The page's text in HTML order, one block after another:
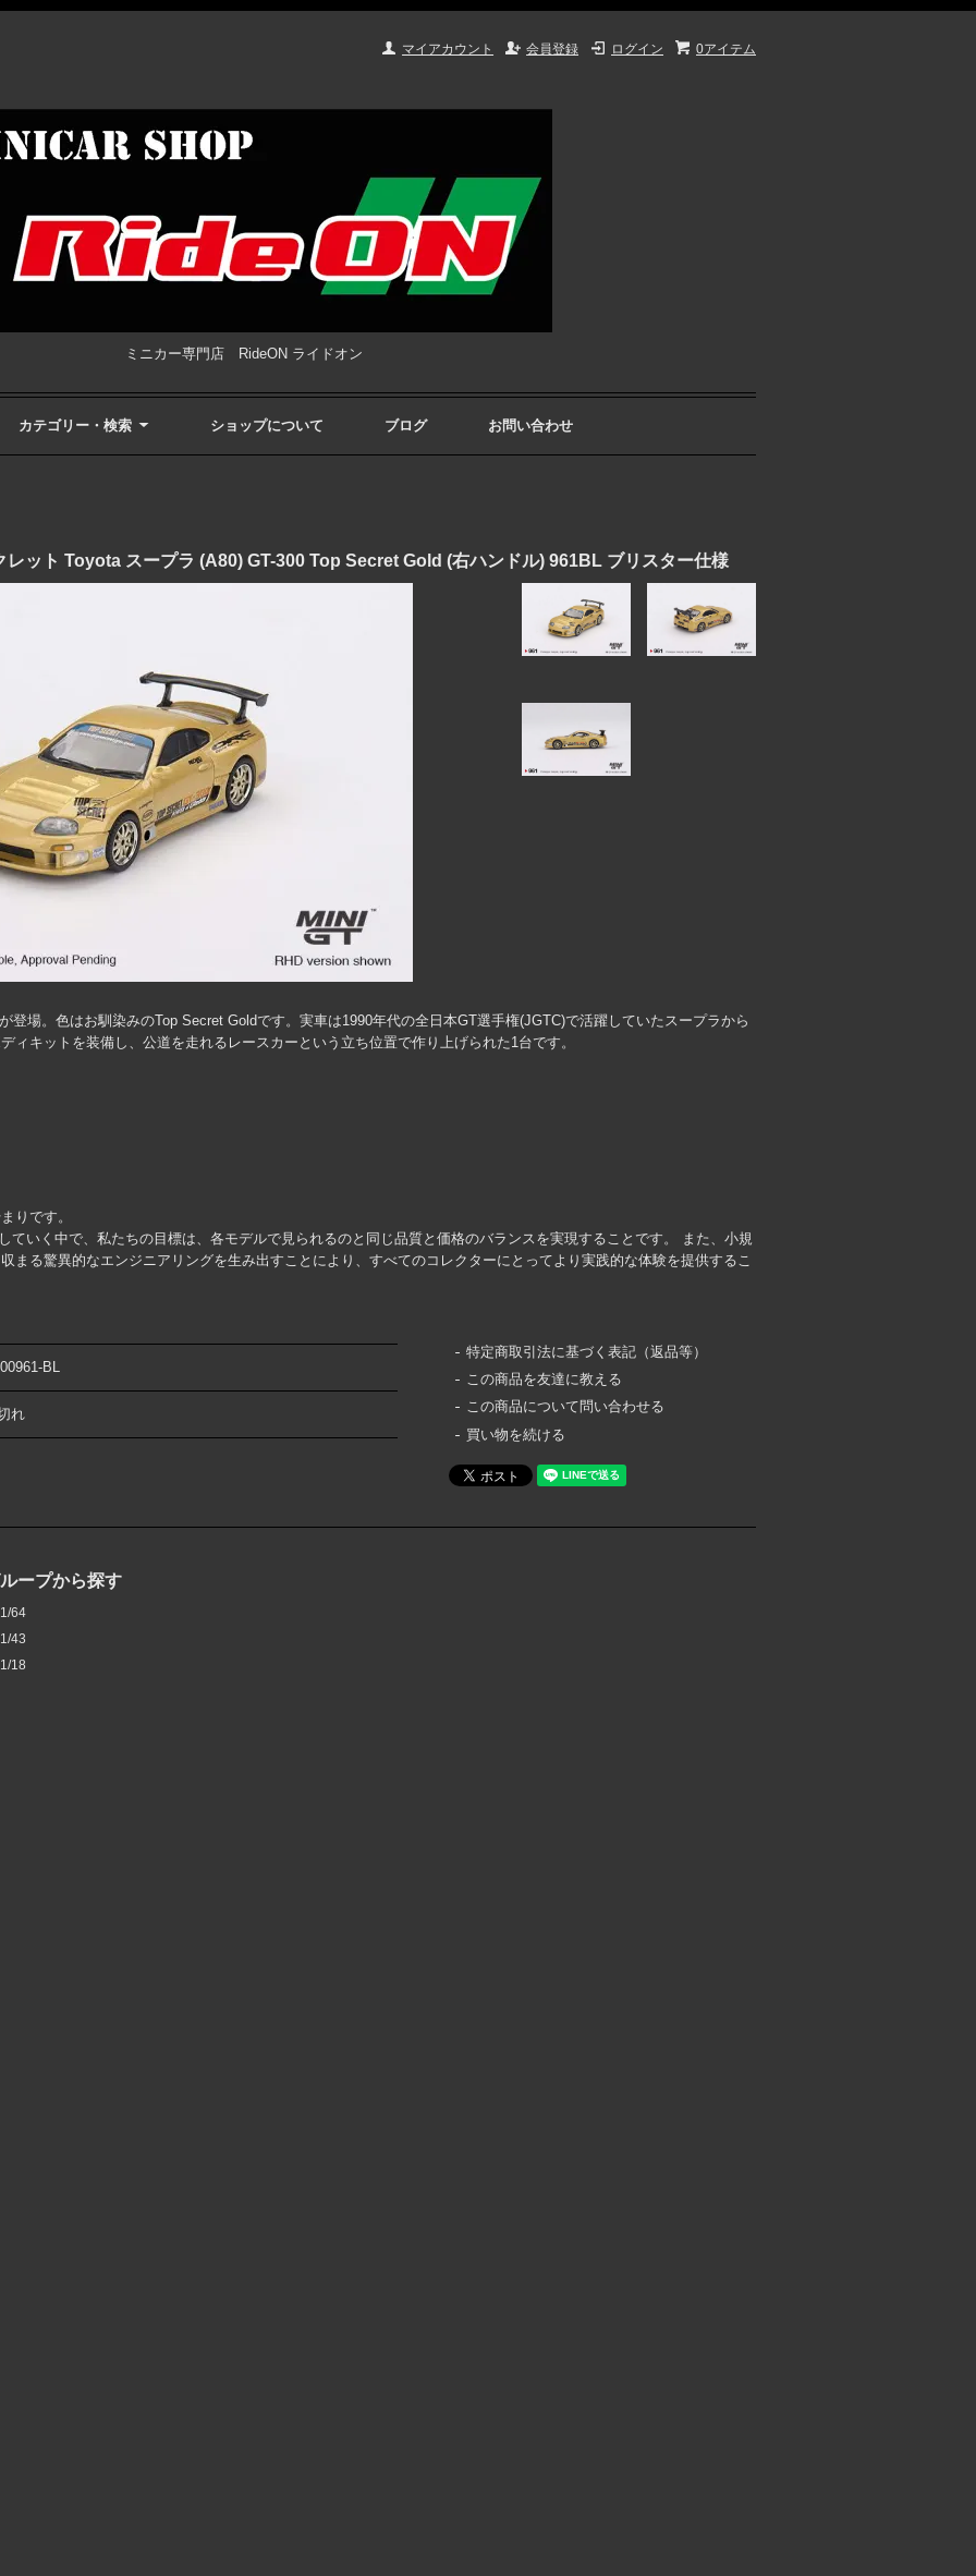
0アイテム
ログイン
会員登録
マイアカウント
ミニカー専門店 RideON ライドオン
カテゴリー・検索 ショップについて ブログ お問い合わせ
レット Toyota スープラ (A80) GT-300 Top Secret Gold (右ハンドル) 961BL ブリスター仕様
登場。色はお馴染みのTop Secret Goldです。実車は1990年代の全日本GT選手権(JGTC)で活躍していたスープラから
ィキットを装備し、公道を走れるレースカーという立ち位置で作り上げられた1台です。
りです。
ていく中で、私たちの目標は、各モデルで見られるのと同じ品質と価格のバランスを実現することです。 また、小規
まる驚異的なエンジニアリングを生み出すことにより、すべてのコレクターにとってより実践的な体験を提供するこ
BL
れ
特定商取引法に基づく表記（返品等）
この商品を友達に教える
この商品について問い合わせる
買い物を続ける
ープから探す
1/64
1/43
1/18